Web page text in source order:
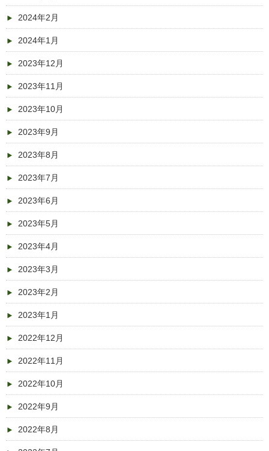
2024年2月
2024年1月
2023年12月
2023年11月
2023年10月
2023年9月
2023年8月
2023年7月
2023年6月
2023年5月
2023年4月
2023年3月
2023年2月
2023年1月
2022年12月
2022年11月
2022年10月
2022年9月
2022年8月